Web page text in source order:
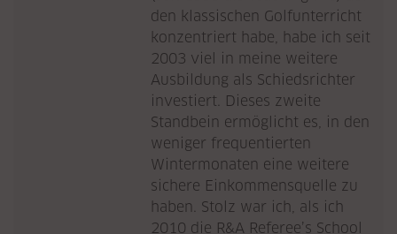
den klassischen Golfunterricht
konzentriert habe, habe ich seit
2003 viel in meine weitere
Ausbildung als Schiedsrichter
investiert. Dieses zweite
Standbein ermöglicht es, in den
weniger frequentierten
Wintermonaten eine weitere
sichere Einkommensquelle zu
haben. Stolz war ich, als ich
2010 die R&A Referee’s School